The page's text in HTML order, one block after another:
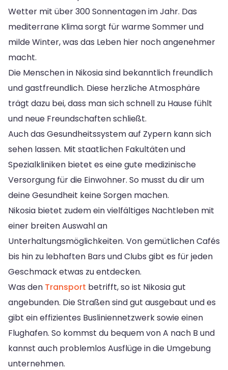
Wetter mit über 300 Sonnentagen im Jahr. Das
mediterrane Klima sorgt für warme Sommer und
milde Winter, was das Leben hier noch angenehmer
macht.
Die Menschen in Nikosia sind bekanntlich freundlich
und gastfreundlich. Diese herzliche Atmosphäre
trägt dazu bei, dass man sich schnell zu Hause fühlt
und neue Freundschaften schließt.
Auch das Gesundheitssystem auf Zypern kann sich
sehen lassen. Mit staatlichen Fakultäten und
Spezialkliniken bietet es eine gute medizinische
Versorgung für die Einwohner. So musst du dir um
deine Gesundheit keine Sorgen machen.
Nikosia bietet zudem ein vielfältiges Nachtleben mit
einer breiten Auswahl an
Unterhaltungsmöglichkeiten. Von gemütlichen Cafés
bis hin zu lebhaften Bars und Clubs gibt es für jeden
Geschmack etwas zu entdecken.
Was den Transport betrifft, so ist Nikosia gut
angebunden. Die Straßen sind gut ausgebaut und es
gibt ein effizientes Busliniennetzwerk sowie einen
Flughafen. So kommst du bequem von A nach B und
kannst auch problemlos Ausflüge in die Umgebung
unternehmen.